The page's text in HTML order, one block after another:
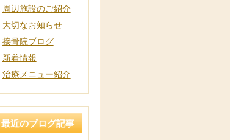
周辺施設のご紹介
大切なお知らせ
接骨院ブログ
新着情報
治療メニュー紹介
最近のブログ記事